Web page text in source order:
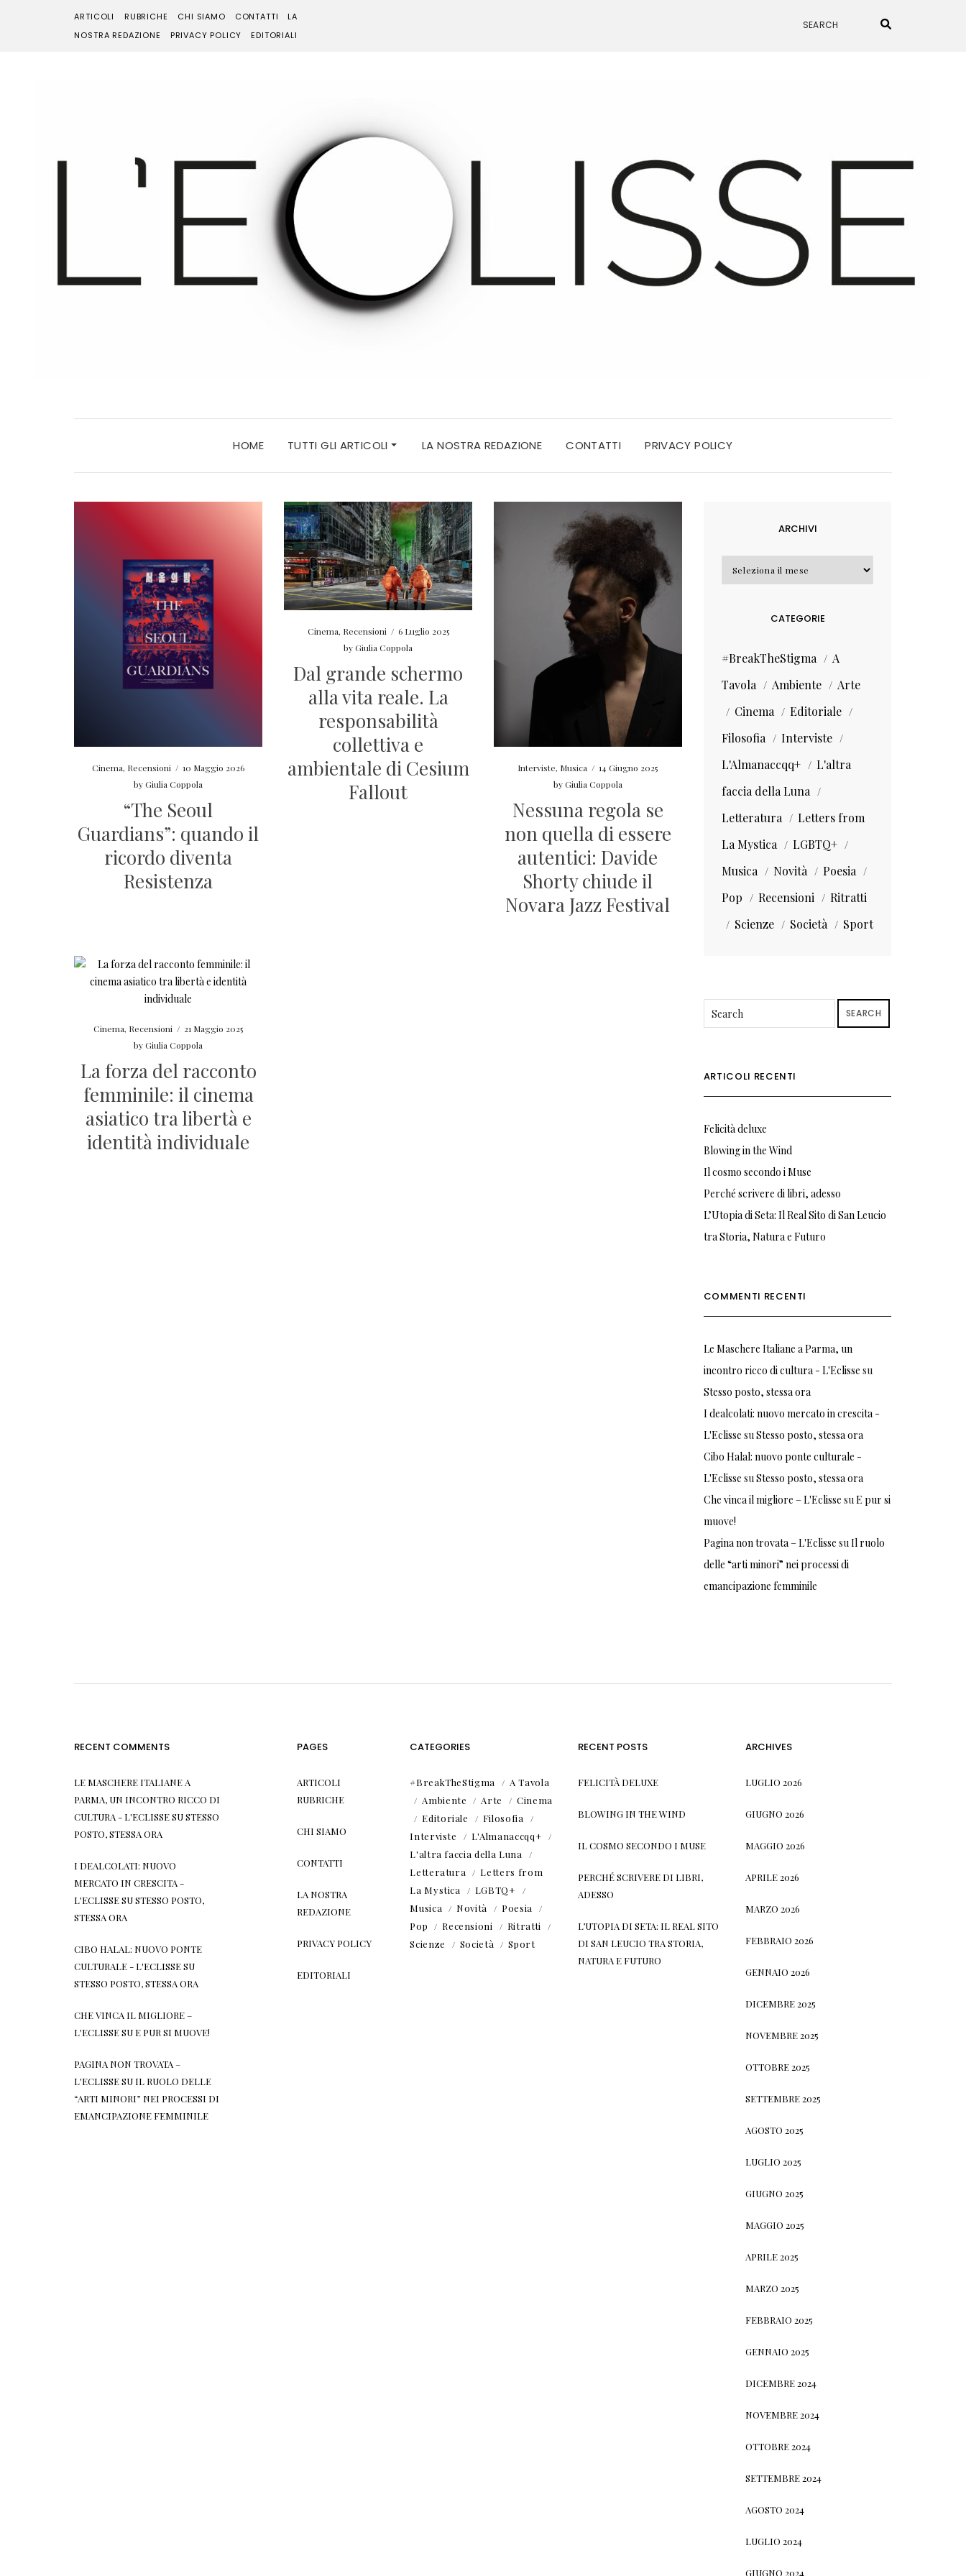
ARTICOLI RUBRICHE CHI SIAMO CONTATTI
LA
NOSTRA REDAZIONE
PRIVACY POLICY EDITORIALI
HOME TUTTI GLI ARTICOLI LA NOSTRA REDAZIONE CONTATTI PRIVACY POLICY
Cinema, Recensioni / 10 Maggio 2026
byGiulia Coppola
“The Seoul
Guardians”: quando il
ricordo diventa
Resistenza
Cinema, Recensioni / 6 Luglio 2025
byGiulia Coppola
Dal grande schermo
alla vita reale. La
responsabilità
collettiva e
ambientale di Cesium
Fallout
Interviste, Musica / 14 Giugno 2025
byGiulia Coppola
Nessuna regola se
non quella di essere
autentici: Davide
Shorty chiude il
Novara Jazz Festival
Cinema, Recensioni / 21 Maggio 2025
byGiulia Coppola
La forza del racconto
femminile: il cinema
asiatico tra libertà e
identità individuale
ARCHIVI
Archivi
CATEGORIE
#BreakTheStigma
A
Tavola
Ambiente
Arte
Cinema
Editoriale
Filosofia
Interviste
L'Almanaccqq+
L'altra
faccia della Luna
Letteratura
Letters from
La Mystica
LGBTQ+
Musica
Novità
Poesia
Pop
Recensioni
Ritratti
Scienze
Società Sport
SEARCH
ARTICOLI RECENTI
Felicità deluxe
Blowing in the Wind
Il cosmo secondo i Muse
Perché scrivere di libri, adesso
L’Utopia di Seta: Il Real Sito di San Leucio
tra Storia, Natura e Futuro
COMMENTI RECENTI
Le Maschere Italiane a Parma, un
incontro ricco di cultura - L'Eclisse su
Stesso posto, stessa ora
I dealcolati: nuovo mercato in crescita -
L'Eclisse suStesso posto, stessa ora
Cibo Halal: nuovo ponte culturale -
L'Eclisse suStesso posto, stessa ora
Che vinca il migliore – L'Eclisse suE pur si
muove!
Pagina non trovata – L'Eclisse suIl ruolo
delle “arti minori” nei processi di
emancipazione femminile
RECENT COMMENTS
LE MASCHERE ITALIANE A
PARMA, UN INCONTRO RICCO DI
CULTURA - L'ECLISSESUSTESSO
POSTO, STESSA ORA
I DEALCOLATI: NUOVO
MERCATO IN CRESCITA -
L'ECLISSESUSTESSO POSTO,
STESSA ORA
CIBO HALAL: NUOVO PONTE
CULTURALE - L'ECLISSESU
STESSO POSTO, STESSA ORA
CHE VINCA IL MIGLIORE –
L'ECLISSESU E PUR SI MUOVE!
PAGINA NON TROVATA –
L'ECLISSESU IL RUOLO DELLE
“ARTI MINORI” NEI PROCESSI DI
EMANCIPAZIONE FEMMINILE
PAGES
ARTICOLI
RUBRICHE
CHI SIAMO
CONTATTI
LA NOSTRA
REDAZIONE
PRIVACY POLICY
EDITORIALI
CATEGORIES
#BreakTheStigma
A Tavola
Ambiente
Arte
Cinema
Editoriale
Filosofia
Interviste
L'Almanaccqq+
L'altra faccia della Luna
Letteratura
Letters from
La Mystica
LGBTQ+
Musica
Novità
Poesia
Pop
Recensioni
Ritratti
Scienze
Società Sport
RECENT POSTS
FELICITÀ DELUXE
BLOWING IN THE WIND
IL COSMO SECONDO I MUSE
PERCHÉ SCRIVERE DI LIBRI,
ADESSO
L’UTOPIA DI SETA: IL REAL SITO
DI SAN LEUCIO TRA STORIA,
NATURA E FUTURO
ARCHIVES
LUGLIO 2026
GIUGNO 2026
MAGGIO 2026
APRILE 2026
MARZO 2026
FEBBRAIO 2026
GENNAIO 2026
DICEMBRE 2025
NOVEMBRE 2025
OTTOBRE 2025
SETTEMBRE 2025
AGOSTO 2025
LUGLIO 2025
GIUGNO 2025
MAGGIO 2025
APRILE 2025
MARZO 2025
FEBBRAIO 2025
GENNAIO 2025
DICEMBRE 2024
NOVEMBRE 2024
OTTOBRE 2024
SETTEMBRE 2024
AGOSTO 2024
LUGLIO 2024
GIUGNO 2024